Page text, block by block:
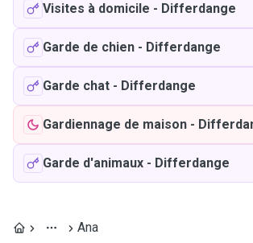
Visites à domicile - Differdange
Garde de chien - Differdange
Garde chat - Differdange
Gardiennage de maison -
Garde d'animaux - Differdange
Ana